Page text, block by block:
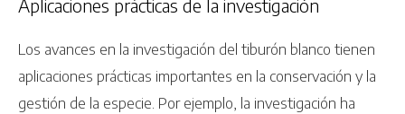
Aplicaciones prácticas de la investigación
Los avances en la investigación del tiburón blanco tienen
aplicaciones prácticas importantes en la conservación y la
gestión de la especie. Por ejemplo, la investigación ha